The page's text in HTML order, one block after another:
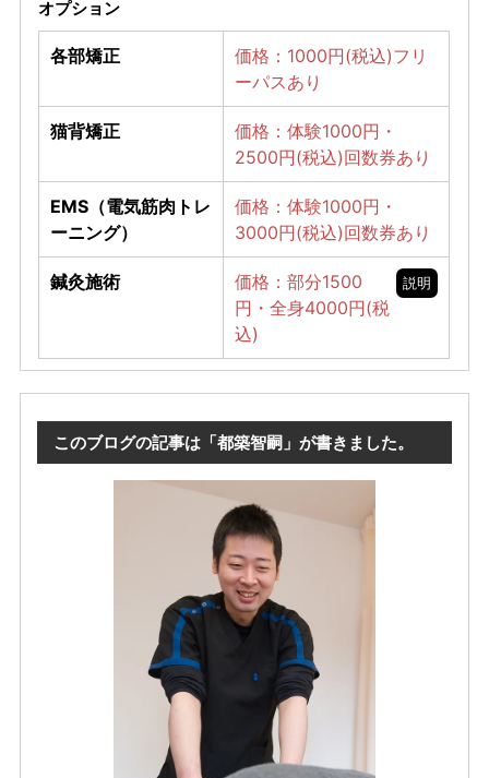
オプション
各部矯正
価格：1000円(税込)フリ
ーパスあり
猫背矯正
価格：体験1000円・
2500円(税込)回数券あり
EMS（電気筋肉トレ
ーニング）
価格：体験1000円・
3000円(税込)回数券あり
鍼灸施術 説明
価格：部分1500
円・全身4000円(税
込)
このブログの記事は「都築智嗣」が書きました。